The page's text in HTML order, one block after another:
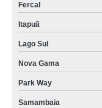
funis de vidro sinterizado
funis de laboratório
Fercal
Itapuã
Lago Sul
Nova Gama
Park Way
Samambaia